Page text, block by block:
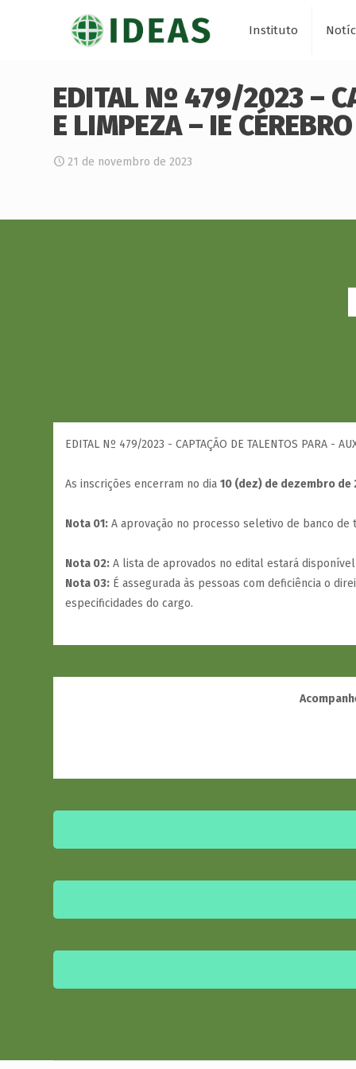
Instituto
EDITAL Nº 479/2023 –
E LIMPEZA – IE
21 de novembro de 2023
EDITAL Nº 479/2023 - CAPTAÇÃO DE TALENTOS PARA -
As inscrições encerram no dia 10 (dez) de dezembro de
Nota 01: A aprovação no processo seletivo de banco de
Nota 02: A lista de aprovados no edital estará
Nota 03: É assegurada às pessoas com deficiência o
especificidades do cargo.